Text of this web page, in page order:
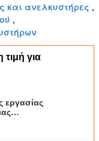
και ανελκυστήρες ,
,
για
εργασίας